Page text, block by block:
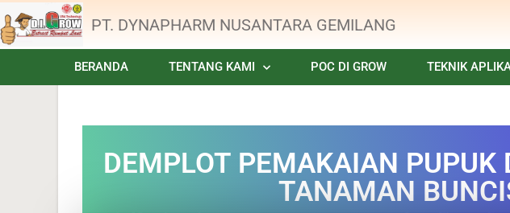
PT. DYNAPHARM NUSANTARA GEMILANG
BERANDA TENTANG KAMI POC DI GROW TEKNIK
DEMPLOT PEMAKAIAN PUPUK
TANAMAN